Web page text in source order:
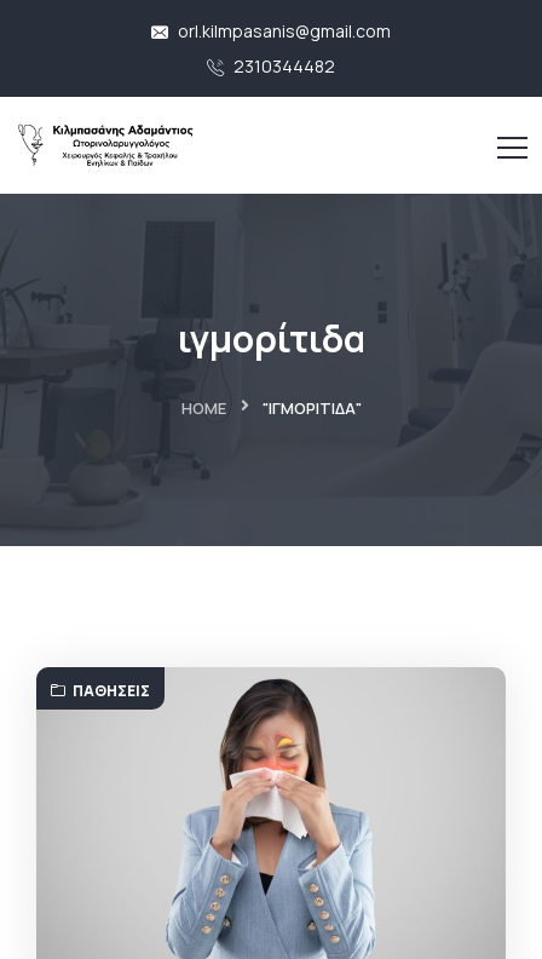
orl.kilmpasanis@gmail.com
2310344482
ιγμορίτιδα
HOME "ΙΓΜΟΡΊΤΙΔΑ"
ΠΑΘΉΣΕΙΣ